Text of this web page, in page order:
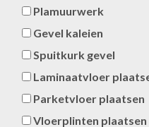
Plamuurwerk
Gevel kaleien
Spuitkurk gevel
Laminaatvloer
Parketvloer plaatsen
Vloerplinten plaatsen